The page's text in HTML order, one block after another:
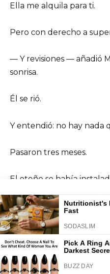
Ella me alquila para ti.
Pero con derecho a
— Y revisiones — añadió
sonrisa.
Él se rió.
Y entendió: no hay nada
Pasaron tres meses.
El otoño se había
Alexéi llegó a casa antes
a su madre tejiendo.
— ¿Qué haces? —